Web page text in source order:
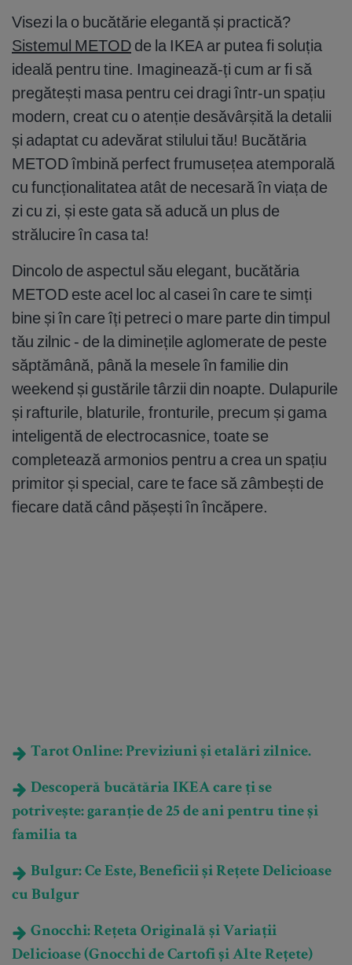
Visezi la o bucătărie elegantă și practică?
Sistemul METOD de la IKEA ar putea fi soluția
ideală pentru tine. Imaginează-ți cum ar fi să
pregătești masa pentru cei dragi într-un spațiu
modern, creat cu o atenție desăvârșită la detalii
și adaptat cu adevărat stilului tău! Bucătăria
METOD îmbină perfect frumusețea atemporală
cu funcționalitatea atât de necesară în viața de
zi cu zi, și este gata să aducă un plus de
strălucire în casa ta!
Dincolo de aspectul său elegant, bucătăria
METOD este acel loc al casei în care te simți
bine și în care îți petreci o mare parte din timpul
tău zilnic - de la diminețile aglomerate de peste
săptămână, până la mesele în familie din
weekend și gustările târzii din noapte. Dulapurile
și rafturile, blaturile, fronturile, precum și gama
inteligentă de electrocasnice, toate se
completează armonios pentru a crea un spațiu
primitor și special, care te face să zâmbești de
fiecare dată când pășești în încăpere.
Tarot Online: Previziuni și etalări zilnice.
Descoperă bucătăria IKEA care ți se
potrivește: garanție de 25 de ani pentru tine și
familia ta
Bulgur: Ce Este, Beneficii și Rețete Delicioase
cu Bulgur
Gnocchi: Rețeta Originală și Variații
Delicioase (Gnocchi de Cartofi și Alte Rețete)